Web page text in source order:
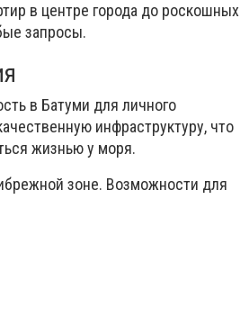
в центре города до роскошных
запросы.
в Батуми для личного
инфраструктуру, что
жизнью у моря.
зоне. Возможности для